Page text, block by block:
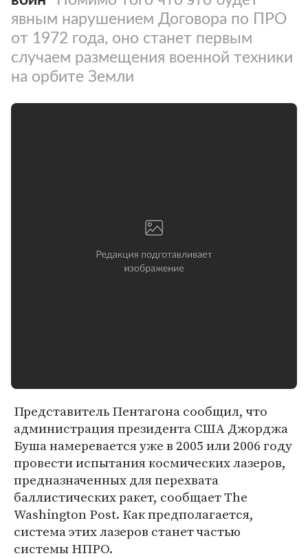
явным нарушением Договора по ПРО
от 1972 года, оно станет первым
случаем размещения военной техники
на орбите Земли
Представитель Пентагона сообщил, что
администрация президента США Джорджа
Буша намеревается уже в 2005 или 2006 году
провести испытания космических лазеров,
предназначенных для перехвата
баллистических ракет, сообщает The
Washington Post. Как предполагается,
система этих лазеров станет частью
системы НПРО.